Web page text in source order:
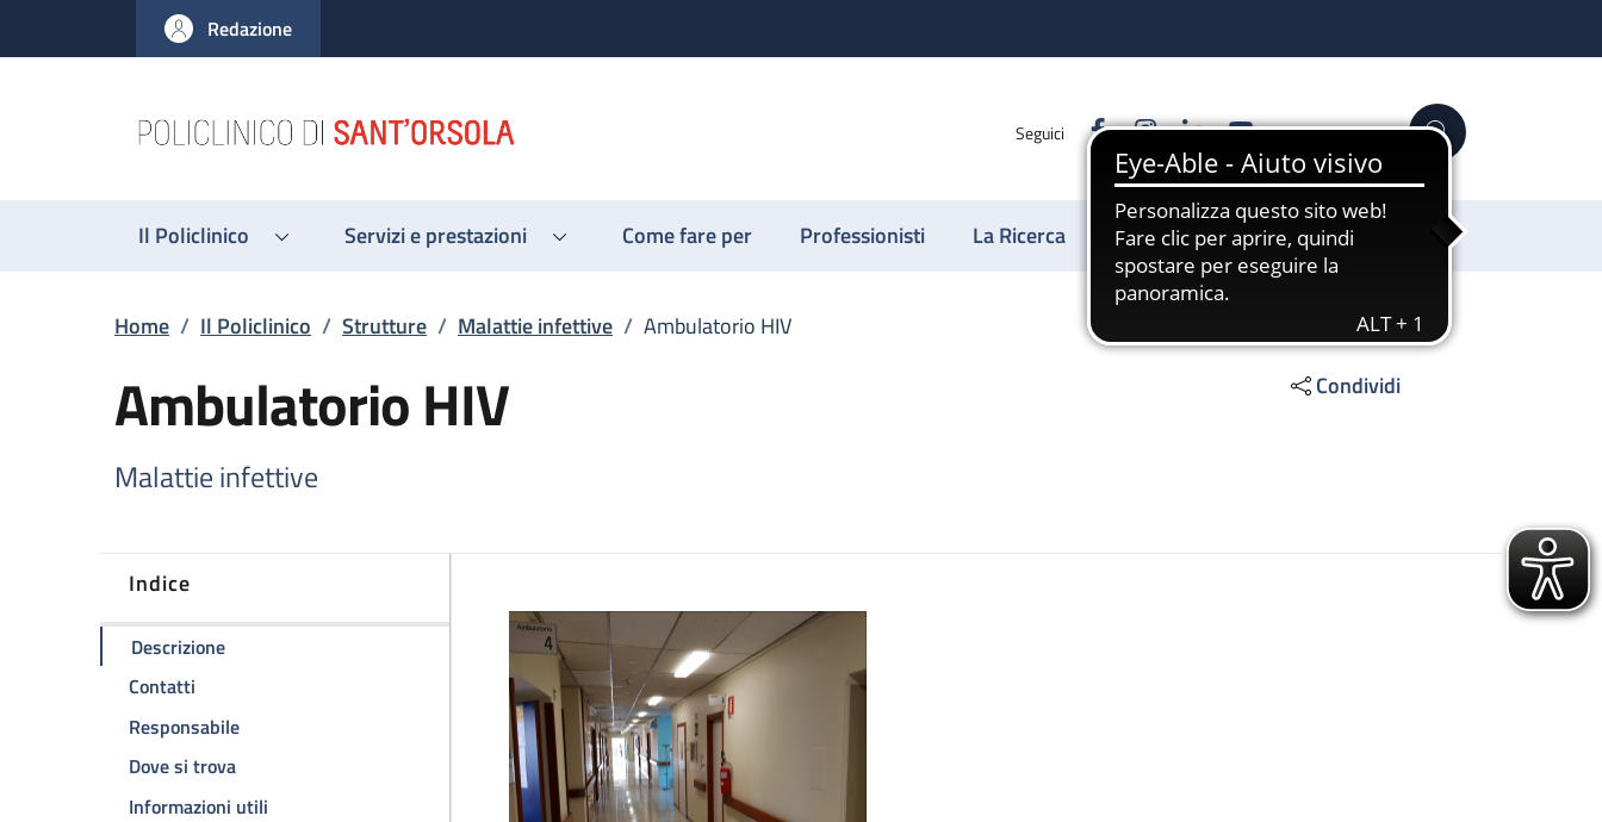
al contenuto principale
to footer content
Redazione
Seguici FacebookInstagram
LinkedinYouTube Cerca
Il Policlinico Servizi e prestazioni Come fare per Professionisti La Ricerca Sostienici
Briciole di pane
Home / Il Policlinico / Strutture / Malattie infettive / Ambulatorio HIV
Ambulatorio HIV
Malattie infettive
Condividi
Indice
Descrizionedella pagina Ambulatorio HIV
Contatti
Responsabiledella pagina Ambulatorio HIV
Dove si trovadella pagina Ambulatorio HIV
Informazioni utili
Descrizione